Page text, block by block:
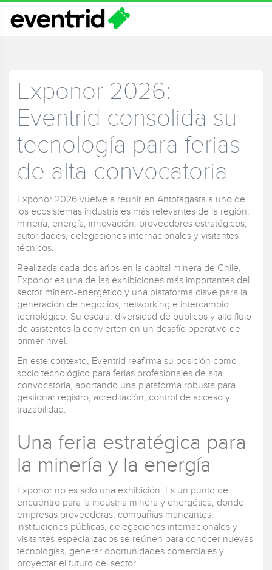
Exponor 2026:
Eventrid consolida su
tecnología para ferias
de alta convocatoria
Exponor 2026 vuelve a reunir en Antofagasta a uno de
los ecosistemas industriales más relevantes de la región:
minería, energía, innovación, proveedores estratégicos,
autoridades, delegaciones internacionales y visitantes
técnicos.
Realizada cada dos años en la capital minera de Chile,
Exponor es una de las exhibiciones más importantes del
sector minero-energético y una plataforma clave para la
generación de negocios, networking e intercambio
tecnológico. Su escala, diversidad de públicos y alto flujo
de asistentes la convierten en un desafío operativo de
primer nivel.
En este contexto, Eventrid reafirma su posición como
socio tecnológico para ferias profesionales de alta
convocatoria, aportando una plataforma robusta para
gestionar registro, acreditación, control de acceso y
trazabilidad.
Una feria estratégica para
la minería y la energía
Exponor no es solo una exhibición. Es un punto de
encuentro para la industria minera y energética, donde
empresas proveedoras, compañías mandantes,
instituciones públicas, delegaciones internacionales y
visitantes especializados se reúnen para conocer nuevas
tecnologías, generar oportunidades comerciales y
proyectar el futuro del sector.